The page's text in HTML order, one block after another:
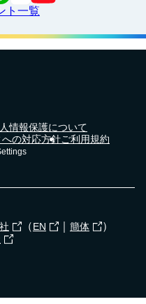
ト一覧
情報保護について
の対応方針ご利用規約
（EN 簡体 ）